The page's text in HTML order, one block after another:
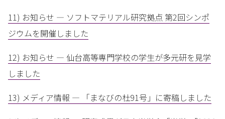
11) お知らせ — ソフトマテリアル研究拠点 第2回シンポ
ジウムを開催しました
12) お知らせ — 仙台高等専門学校の学生が多元研を見学
しました
13) メディア情報 — 「まなびの杜91号」に寄稿しました